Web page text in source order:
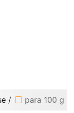
/ para 100 g